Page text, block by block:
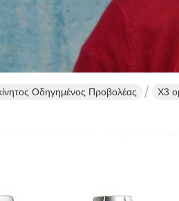
Οδηγημένος Προβολέας X3